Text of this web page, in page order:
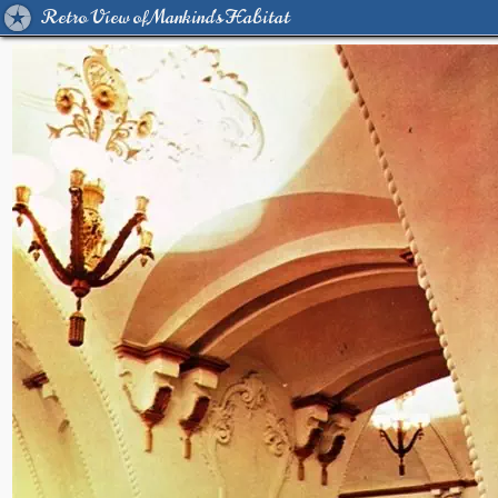
Retro View of Mankind's Habitat